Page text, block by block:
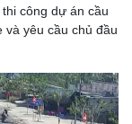
công dự án cầu
và yêu cầu chủ đầu